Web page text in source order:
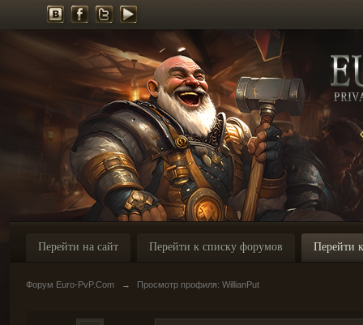
Перейти на сайт Перейти к списку форумов Перейти
Форум Euro-PvP.Com → Просмотр профиля: WillianPut